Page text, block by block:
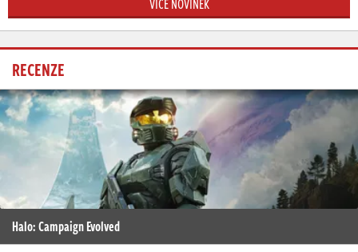
VÍCE NOVINEK
RECENZE
Halo: Campaign Evolved